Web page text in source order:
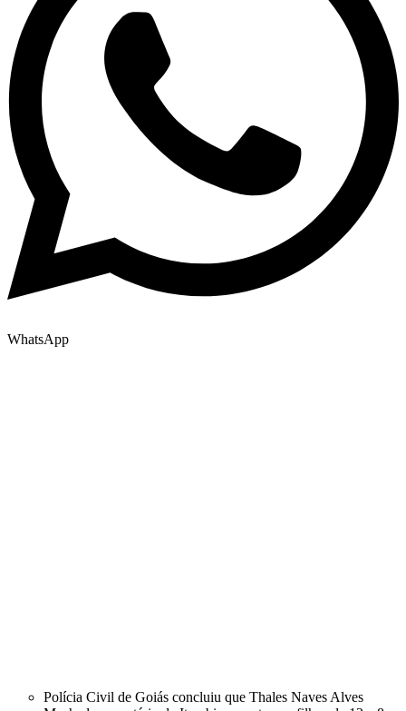
WhatsApp
Polícia Civil de Goiás concluiu que Thales Naves Alves